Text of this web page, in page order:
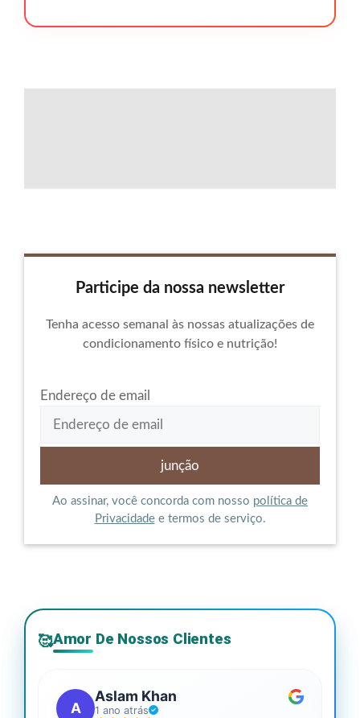
Participe da nossa newsletter
Tenha acesso semanal às nossas atualizações de
condicionamento físico e nutrição!
Endereço de email
Ao assinar, você concorda com nosso política de
Privacidadee termos de serviço.
🥰Amor De Nossos Clientes
A
Aslam Khan
1 ano atrás